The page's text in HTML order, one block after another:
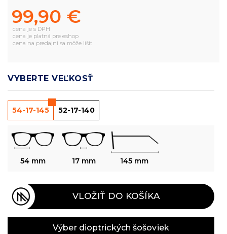
99,90 €
cena je s DPH
cena je platná pre eshop
cena na predajni sa môže líšiť
VYBERTE VEĽKOSŤ
54-17-145 52-17-140
54 mm 17 mm 145 mm
VLOŽIŤ DO KOŠÍKA
Výber dioptrických šošoviek